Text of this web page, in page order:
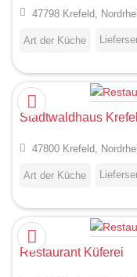
47798 Krefeld,
Art der Küche
Stadtwaldhaus
47800 Krefeld,
Art der Küche
Restaurant Küferei